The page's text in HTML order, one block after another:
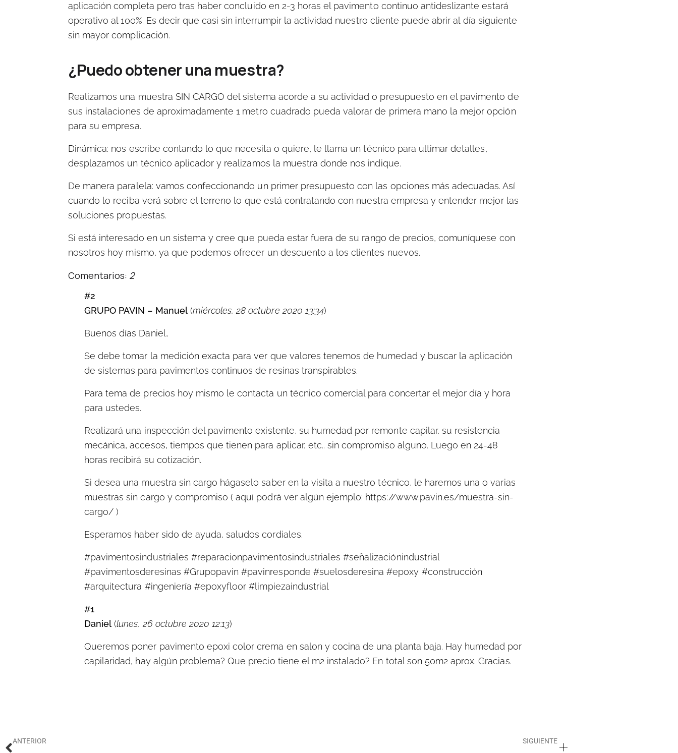
aplicación completa pero tras haber concluido en 2-3 horas el pavimento continuo antideslizante estará
operativo al 100%. Es decir que casi sin interrumpir la actividad nuestro cliente puede abrir al día siguiente
sin mayor complicación.
¿Puedo obtener una muestra?
Realizamos una muestra SIN CARGO del sistema acorde a su actividad o presupuesto en el pavimento de
sus instalaciones de aproximadamente 1 metro cuadrado pueda valorar de primera mano la mejor opción
para su empresa.
Dinámica: nos escribe contando lo que necesita o quiere, le llama un técnico para ultimar detalles,
desplazamos un técnico aplicador y realizamos la muestra donde nos indique.
De manera paralela: vamos confeccionando un primer presupuesto con las opciones más adecuadas. Así
cuando lo reciba verá sobre el terreno lo que está contratando con nuestra empresa y entender mejor las
soluciones propuestas.
Si está interesado en un sistema y cree que pueda estar fuera de su rango de precios,comuníquese con
nosotros hoy mismo, ya que podemos ofrecer un descuento a los clientes nuevos.
Comentarios: 2
#2
GRUPO PAVIN – Manuel(miércoles, 28 octubre 2020 13:34)
Buenos días Daniel,
Se debe tomar la medición exacta para ver que valores tenemos de humedad y buscar la aplicación
de sistemas para pavimentos continuos de resinas transpirables.
Para tema de precios hoy mismo le contacta un técnico comercial para concertar el mejor día y hora
para ustedes.
Realizará una inspección del pavimento existente, su humedad por remonte capilar, su resistencia
mecánica, accesos, tiempos que tienen para aplicar, etc.. sin compromiso alguno. Luego en 24-48
horas recibirá su cotización.
Si desea una muestra sin cargo hágaselo saber en la visita a nuestro técnico, le haremos una o varias
muestras sin cargo y compromiso ( aquí podrá ver algún ejemplo: https://www.pavin.es/muestra-sin-
cargo/ )
Esperamos haber sido de ayuda, saludos cordiales.
#pavimentosindustriales #reparacionpavimentosindustriales #señalizaciónindustrial
#pavimentosderesinas #Grupopavin #pavinresponde #suelosderesina #epoxy #construcción
#arquitectura #ingeniería #epoxyfloor #limpiezaindustrial
#1
Daniel (lunes, 26 octubre 2020 12:13)
Queremos poner pavimento epoxi color crema en salon y cocina de una planta baja. Hay humedad por
capilaridad, hay algún problema? Que precio tiene el m2 instalado? En total son 50m2 aprox. Gracias.
Ant
ANTERIOR SIGUIENTESiguiente